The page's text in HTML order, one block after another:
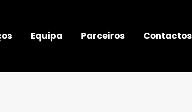
Equipa Parceiros Contactos